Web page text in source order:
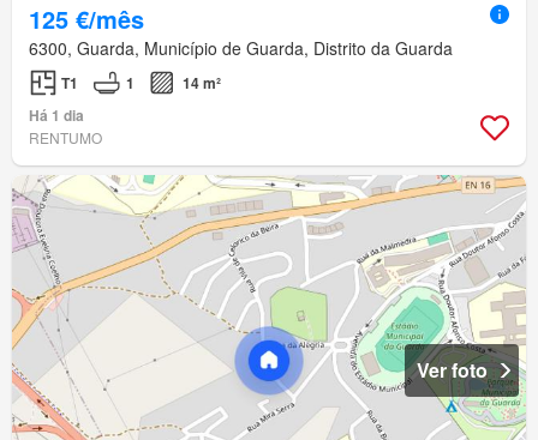
125 €/mês
6300, Guarda, Município de Guarda, Distrito da Guarda
T1 1
14 m²
Há 1 dia
RENTUMO
Ver foto